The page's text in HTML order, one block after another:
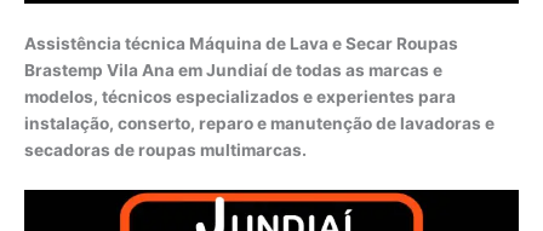
Assistência técnica Máquina de Lava e Secar Roupas
Brastemp Vila Ana em Jundiaí de todas as marcas e
modelos, técnicos especializados e experientes para
instalação, conserto, reparo e manutenção de lavadoras e
secadoras de roupas multimarcas.